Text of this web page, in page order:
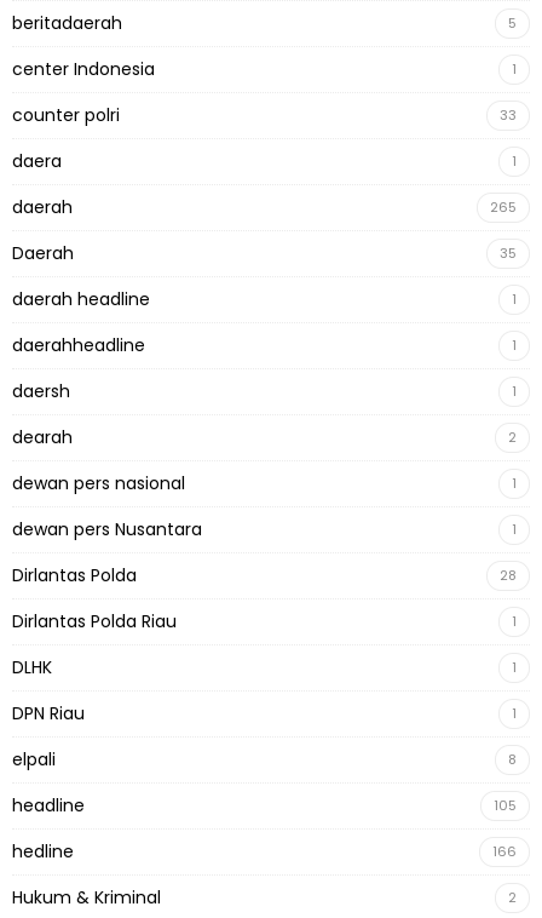
beritadaerah 5
center Indonesia 1
counter polri 33
daera 1
daerah 265
Daerah 35
daerah headline 1
daerahheadline 1
daersh 1
dearah 2
dewan pers nasional 1
dewan pers Nusantara 1
Dirlantas Polda 28
Dirlantas Polda Riau 1
DLHK 1
DPN Riau 1
elpali 8
headline 105
hedline 166
Hukum & Kriminal 2